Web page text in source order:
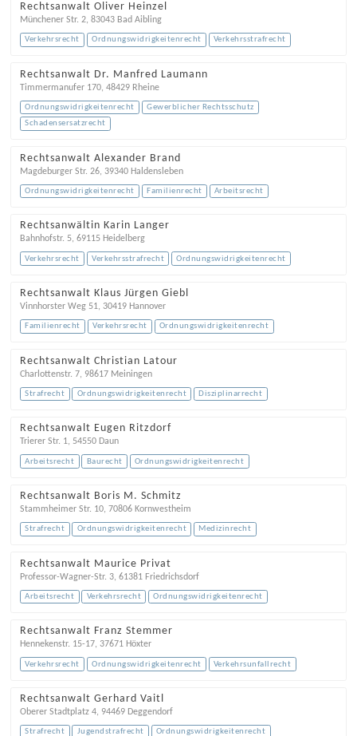
Rechtsanwalt Oliver Heinzel
Münchener Str. 2, 83043 Bad Aibling
Verkehrsrecht Ordnungswidrigkeitenrecht Verkehrsstrafrecht
Rechtsanwalt Dr. Manfred Laumann
Timmermanufer 170, 48429 Rheine
Ordnungswidrigkeitenrecht
Gewerblicher Rechtsschutz
Schadensersatzrecht
Rechtsanwalt Alexander Brand
Magdeburger Str. 26, 39340 Haldensleben
Ordnungswidrigkeitenrecht Familienrecht Arbeitsrecht
Rechtsanwältin Karin Langer
Bahnhofstr. 5, 69115 Heidelberg
Verkehrsrecht Verkehrsstrafrecht Ordnungswidrigkeitenrecht
Rechtsanwalt Klaus Jürgen Giebl
Vinnhorster Weg 51, 30419 Hannover
Familienrecht Verkehrsrecht Ordnungswidrigkeitenrecht
Rechtsanwalt Christian Latour
Charlottenstr. 7, 98617 Meiningen
Strafrecht Ordnungswidrigkeitenrecht Disziplinarrecht
Rechtsanwalt Eugen Ritzdorf
Trierer Str. 1, 54550 Daun
Arbeitsrecht Baurecht Ordnungswidrigkeitenrecht
Rechtsanwalt Boris M. Schmitz
Stammheimer Str. 10, 70806 Kornwestheim
Strafrecht Ordnungswidrigkeitenrecht Medizinrecht
Rechtsanwalt Maurice Privat
Professor-Wagner-Str. 3, 61381 Friedrichsdorf
Arbeitsrecht Verkehrsrecht Ordnungswidrigkeitenrecht
Rechtsanwalt Franz Stemmer
Hennekenstr. 15-17, 37671 Höxter
Verkehrsrecht Ordnungswidrigkeitenrecht Verkehrsunfallrecht
Rechtsanwalt Gerhard Vaitl
Oberer Stadtplatz 4, 94469 Deggendorf
Strafrecht Jugendstrafrecht Ordnungswidrigkeitenrecht